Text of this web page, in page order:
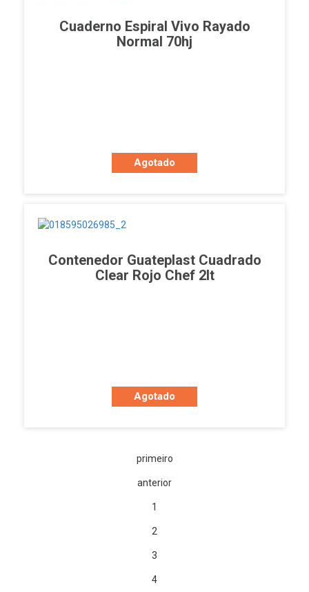
Cuaderno Espiral Vivo Rayado
Normal 70hj
Agotado
Contenedor Guateplast Cuadrado
Clear Rojo Chef 2lt
Agotado
primeiro
anterior
1
2
3
4